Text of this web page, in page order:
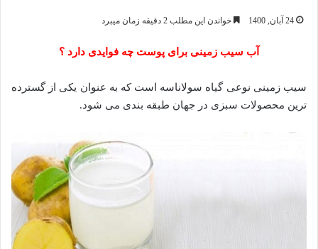
24 آبان, 1400 خواندن این مطلب 2 دقیقه زمان میبرد
آب سیب زمینی برای پوست چه فوایدی دارد ؟
سیب زمینی نوعی گیاه سولاناسه است که به عنوان یکی از گسترده‌
ترین محصولات سبزی در جهان طبقه بندی می‌ شود.